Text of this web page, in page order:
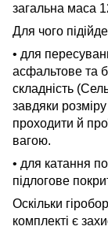
загальна маса
Для чого
• для
асфальтове та
складність
завдяки розміру
проходити й
вагою.
• для катання
підлогове
Оскільки
комплекті є